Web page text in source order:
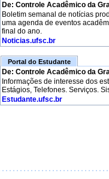
De: Controle Acadêmico da
Boletim semanal de notícias
uma agenda de eventos
final do ano.
Noticias.ufsc.br
Portal do Estudante
De: Controle Acadêmico da
Informações de interesse dos
Estágios, Telefones. Serviços.
Estudante.ufsc.br